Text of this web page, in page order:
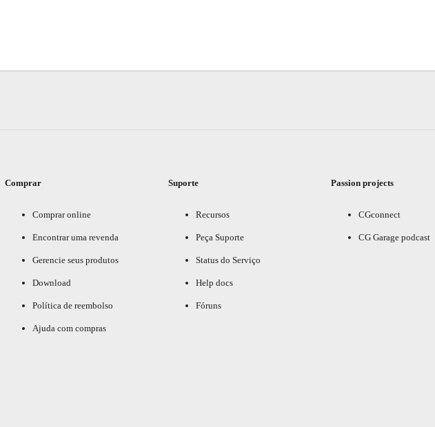
Comprar
Comprar online
Encontrar uma revenda
Gerencie seus produtos
Download
Política de reembolso
Ajuda com compras
Suporte
Recursos
Peça Suporte
Status do Serviço
Help docs
Fóruns
Passion projects
CGconnect
CG Garage podcast